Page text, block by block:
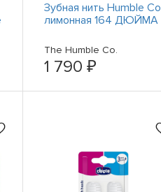
Зубная нить Humble Co
лимонная 164 ДЮЙМА
The Humble Co.
1 790 ₽